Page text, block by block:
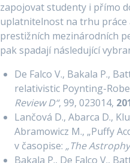
zapojovat studenty i přímo
uplatnitelnost na trhu práce
prestižních mezinárodních
pak spadají následující
De Falco V., Bakala P.,
relativistic Poynting-
Review D“, 99, 023014,
Lančová D., Abarca D.,
Abramowicz M., „Puffy
v časopise: „The
Bakala P., De Falco V.,